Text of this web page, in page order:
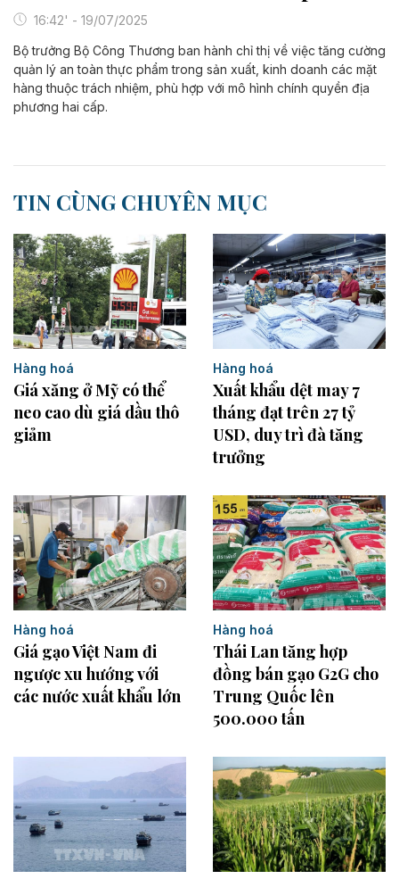
16:42' - 19/07/2025
Bộ trưởng Bộ Công Thương ban hành chỉ thị về việc tăng cường
quản lý an toàn thực phẩm trong sản xuất, kinh doanh các mặt
hàng thuộc trách nhiệm, phù hợp với mô hình chính quyền địa
phương hai cấp.
TIN CÙNG CHUYÊN MỤC
Hàng hoá
Giá xăng ở Mỹ có thể
neo cao dù giá dầu thô
giảm
Hàng hoá
Xuất khẩu dệt may 7
tháng đạt trên 27 tỷ
USD, duy trì đà tăng
trưởng
Hàng hoá
Giá gạo Việt Nam đi
ngược xu hướng với
các nước xuất khẩu lớn
Hàng hoá
Thái Lan tăng hợp
đồng bán gạo G2G cho
Trung Quốc lên
500.000 tấn